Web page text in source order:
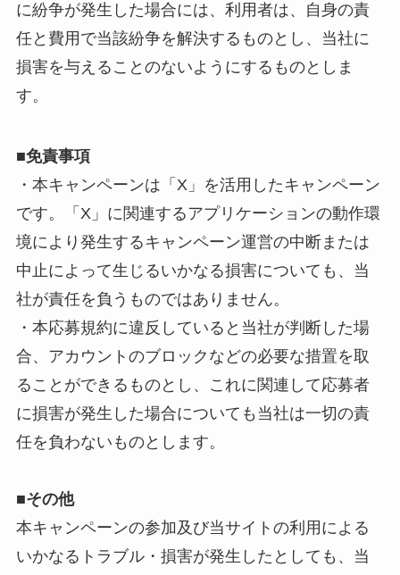
に紛争が発生した場合には、利用者は、自身の責
任と費用で当該紛争を解決するものとし、当社に
損害を与えることのないようにするものとしま
す。
■免責事項
・本キャンペーンは「X」を活用したキャンペーン
です。「X」に関連するアプリケーションの動作環
境により発生するキャンペーン運営の中断または
中止によって生じるいかなる損害についても、当
社が責任を負うものではありません。
・本応募規約に違反していると当社が判断した場
合、アカウントのブロックなどの必要な措置を取
ることができるものとし、これに関連して応募者
に損害が発生した場合についても当社は一切の責
任を負わないものとします。
■その他
本キャンペーンの参加及び当サイトの利用による
いかなるトラブル・損害が発生したとしても、当